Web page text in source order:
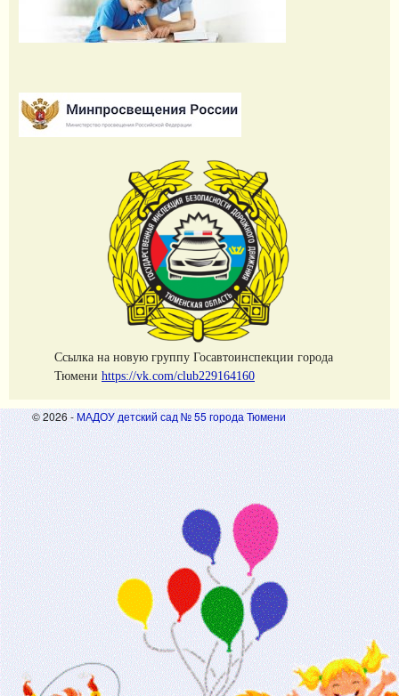
Cсылка на новую группу Госавтоинспекции города
Тюмени https://vk.com/club229164160
© 2026 -МАДОУ детский сад № 55 города Тюмени